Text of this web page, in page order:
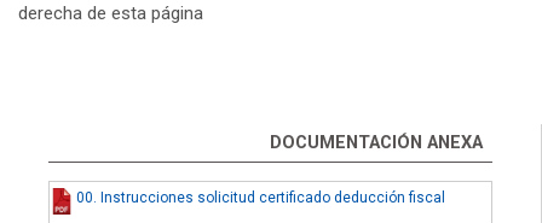
derecha de esta página
DOCUMENTACIÓN ANEXA
00. Instrucciones solicitud certificado deducción fiscal